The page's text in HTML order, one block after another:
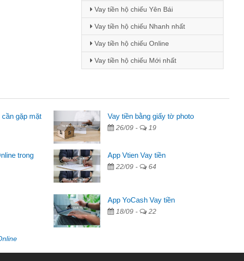
Vay tiền hộ chiếu Yên Bái
Vay tiền hộ chiếu Nhanh nhất
Vay tiền hộ chiếu Online
Vay tiền hộ chiếu Mới nhất
- Sinh viên
Tôi biết đến thông qua quảng cáo trên facebook. Tôi là
viên nên cần đóng tiền nhà, sinh nhật bạn bè, mà đọc
thủ tục nhanh gọn nên tôi quyết định vay
Mất 2 tuần các ngân hàng không ai cho vay. Trong khi
có 2 triệu để giải quyết việc riêng, trong 1-2 ngày tôi trả
thôi. Cảm ơn đã giúp tôi kịp thời và nhanh chóng
cần gặp mặt Vay tiền bằng giấy tờ photo
26/09 - 19
trong
App Vtien Vay tiền
22/09 - 64
App YoCash Vay tiền
18/09 - 22